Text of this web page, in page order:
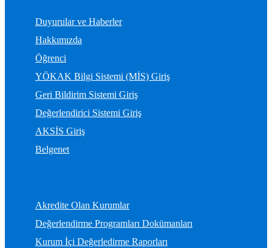
Duyurular ve Haberler
Hakkımızda
Öğrenci
YÖKAK Bilgi Sistemi (MİS) Giriş
Geri Bildirim Sistemi Giriş
Değerlendirici Sistemi Giriş
AKSİS Giriş
Belgenet
Akredite Olan Kurumlar
Değerlendirme Programları Dokümanları
Kurum İçi Değerledirme Raporları